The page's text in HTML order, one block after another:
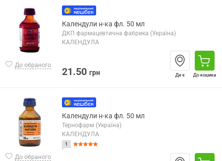
До обраного
Календули н-ка фл. 50 мл
ДКП фармацевтична фабрика (Україна)
КАЛЕНДУЛА
21.50 грн Де є До кошика
До обраного
Календули н-ка фл. 50 мл
Тернофарм (Україна)
КАЛЕНДУЛА
1